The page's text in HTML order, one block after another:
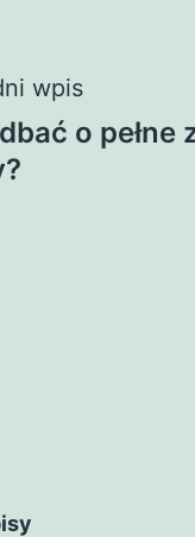
wpis
o pełne